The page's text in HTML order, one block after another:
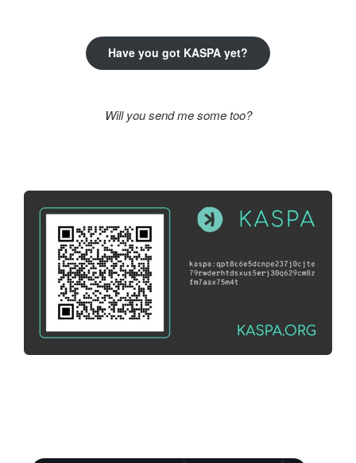
Have you got KASPA yet?
Will you send me some too?